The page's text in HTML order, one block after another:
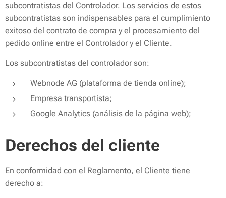
subcontratistas del Controlador. Los servicios de estos
subcontratistas son indispensables para el cumplimiento
exitoso del contrato de compra y el procesamiento del
pedido online entre el Controlador y el Cliente.
Los subcontratistas del controlador son:
Webnode AG (plataforma de tienda online);
Empresa transportista;
Google Analytics (análisis de la página web);
Derechos del cliente
En conformidad con el Reglamento, el Cliente tiene
derecho a: